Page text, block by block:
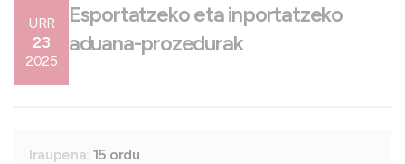
URR
23
2025
Esportatzeko eta inportatzeko
aduana-prozedurak
Iraupena: 15 ordu